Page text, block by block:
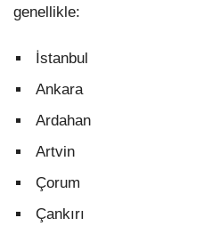
genellikle:
İstanbul
Ankara
Ardahan
Artvin
Çorum
Çankırı